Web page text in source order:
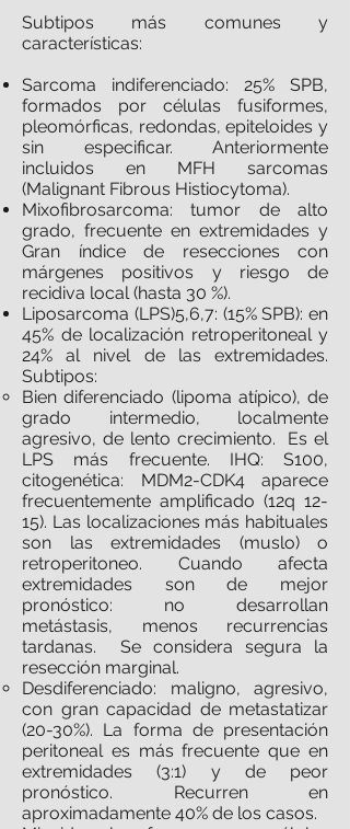
Subtipos más comunes y
características:
Sarcoma indiferenciado: 25% SPB,
formados por células fusiformes,
pleomórficas, redondas, epiteloides y
sin especificar. Anteriormente
incluidos en MFH sarcomas
(Malignant Fibrous Histiocytoma).
Mixofibrosarcoma: tumor de alto
grado, frecuente en extremidades y
Gran índice de resecciones con
márgenes positivos y riesgo de
recidiva local (hasta 30 %).
Liposarcoma (LPS)5,6,7: (15% SPB): en
45% de localización retroperitoneal y
24% al nivel de las extremidades.
Subtipos:
Bien diferenciado (lipoma atípico), de
grado intermedio, localmente
agresivo, de lento crecimiento. Es el
LPS más frecuente. IHQ: S100,
citogenética: MDM2-CDK4 aparece
frecuentemente amplificado (12q 12-
15). Las localizaciones más habituales
son las extremidades (muslo) o
retroperitoneo. Cuando afecta
extremidades son de mejor
pronóstico: no desarrollan
metástasis, menos recurrencias
tardanas. Se considera segura la
resección marginal.
Desdiferenciado: maligno, agresivo,
con gran capacidad de metastatizar
(20-30%). La forma de presentación
peritoneal es más frecuente que en
extremidades (3:1) y de peor
pronóstico. Recurren en
aproximadamente 40% de los casos.